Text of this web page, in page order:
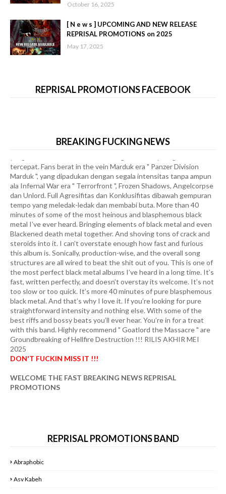
October 16, 2025
[ N e w s ] UPCOMING AND NEW RELEASE
REPRISAL PROMOTIONS on 2025
May 17, 2025
REPRISAL PROMOTIONS FACEBOOK
BREAKING FUCKING NEWS
beberapa materi sebelumnya yang sarat dengan banyak
yang memiliki hulu ledak biadab dengan kondisi paling ekstrim dan
tercepat. Fans berat in the vein Marduk era " Panzer Division
ala Infernal War era " Terrorfront ", Frozen Shadows, Angelcorpse
dan Unlord. Full Agresifitas dan Konklusifitas dibawah gempuran
tempo yang meledak-ledak dan membabi buta. More than 40
minutes of some of the most heinous and blasphemous black
metal I’ve ever heard. Bringing elements of black metal and even
Blackened death metal together. And shoving tons of crack and
steroids into it. I can’t overstate enough how fast and furious
this album is. Sonically, production-wise, and the overall song
structures are all wired to beat the shit out of you. This is one of
the most perfect black metal albums I’ve heard in a long time. It’s
fast, written perfectly, and doesn’t overstay its welcome. It’s not
too slow or too quick. It’s more 40 minutes of pure blasphemous
black metal. And that’s why I love it. If you’re looking for pure
straightforward intensity and nothing else. With some of the
best riffs and bossy beats you’ll ever hear. You’re in for a treat
with this band. Highly recommend " Goatlord the Massacre " are
Groundbreaking of Hellfire Destruction !!! RILIS AKHIR MEI
2025
DON'T FUCKIN MISS IT !!!
WELCOME THE FAST BREAKING NEWS REPRISAL
REPRISAL PROMOTIONS BAND
Abraphobic
Asv Kabeh